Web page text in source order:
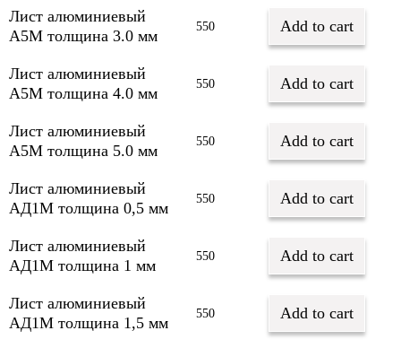
Лист алюминиевый
А5М толщина 3.0 мм
550 Add to cart
Лист алюминиевый
А5М толщина 4.0 мм
550 Add to cart
Лист алюминиевый
А5М толщина 5.0 мм
550 Add to cart
Лист алюминиевый
АД1М толщина 0,5 мм
550 Add to cart
Лист алюминиевый
АД1М толщина 1 мм
550 Add to cart
Лист алюминиевый
АД1М толщина 1,5 мм
550 Add to cart